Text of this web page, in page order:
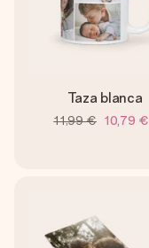
Taza blanca
11,99 € 10,79 €